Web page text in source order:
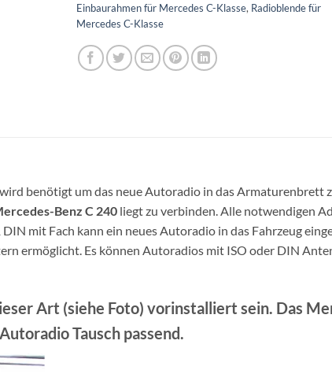
Einbaurahmen für Mercedes C-Klasse, Radioblende für
Mercedes C-Klasse
wird benötigt um das neue Autoradio in das Armaturenbrett
Benz C 240 liegt zu verbinden. Alle notwendigen
mit Fach kann ein neues Autoradio in das Fahrzeug
ermöglicht. Es können Autoradios mit ISO oder DIN
Art (siehe Foto) vorinstalliert sein. Das
Tausch passend.